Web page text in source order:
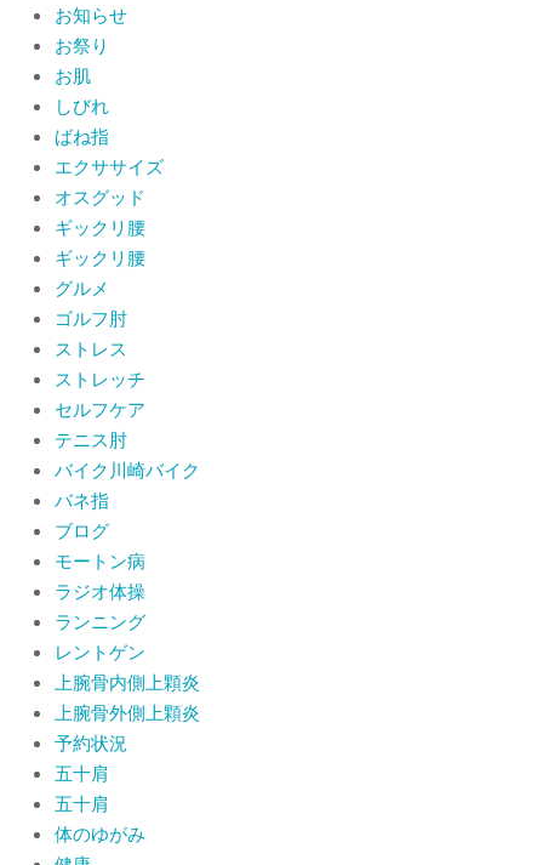
お知らせ
お祭り
お肌
しびれ
ばね指
エクササイズ
オスグッド
ギックリ腰
ギックリ腰
グルメ
ゴルフ肘
ストレス
ストレッチ
セルフケア
テニス肘
バイク川崎バイク
バネ指
ブログ
モートン病
ラジオ体操
ランニング
レントゲン
上腕骨内側上顆炎
上腕骨外側上顆炎
予約状況
五十肩
五十肩
体のゆがみ